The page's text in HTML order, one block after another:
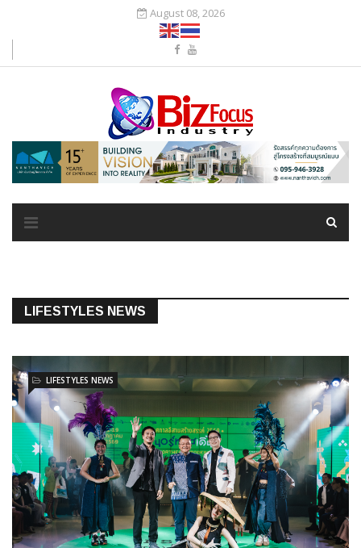
August 08, 2026
LIFESTYLES NEWS
LIFESTYLES NEWS